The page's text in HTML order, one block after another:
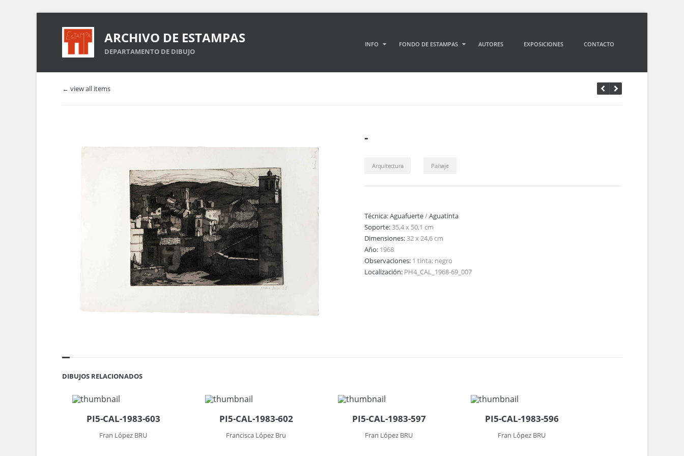
ARCHIVO DE ESTAMPAS
DEPARTAMENTO DE DIBUJO
INFO FONDO DE ESTAMPAS AUTORES EXPOSICIONES CONTACTO
← view all items
-
Arquitectura Paisaje
Técnica:Aguafuerte/Aguatinta
Soporte:35,4 x 50,1 cm
Dimensiones:32 x 24,6 cm
Año: 1968
Observaciones: 1 tinta; negro
Localización: PH4_CAL_1968-69_007
DIBUJOS RELACIONADOS
PI5-CAL-1983-603
Fran López BRU
PI5-CAL-1983-602
Francisca López Bru
PI5-CAL-1983-597
Fran López BRU
PI5-CAL-1983-596
Fran López BRU